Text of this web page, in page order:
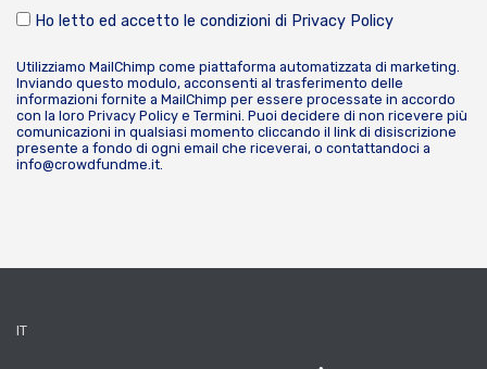
Ho letto ed accetto le condizioni di Privacy Policy
Utilizziamo MailChimp come piattaforma automatizzata di marketing.
Inviando questo modulo, acconsenti al trasferimento delle
informazioni fornite a MailChimp per essere processate in accordo
con la loro Privacy Policy e Termini . Puoi decidere di non ricevere più
comunicazioni in qualsiasi momento cliccando il link di disiscrizione
presente a fondo di ogni email che riceverai, o contattandoci a
info@crowdfundme.it
IT